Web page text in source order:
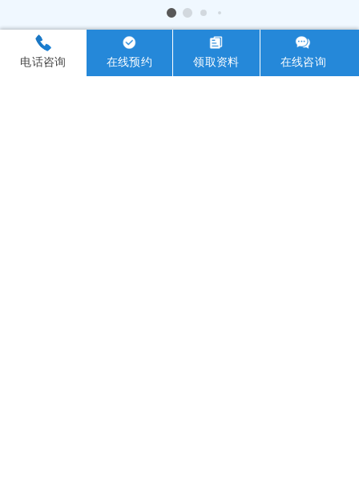
行业动态 甲醛知识 环保知识 杀菌消毒 疑难问答
电话咨询 在线预约 领取资料 在线咨询